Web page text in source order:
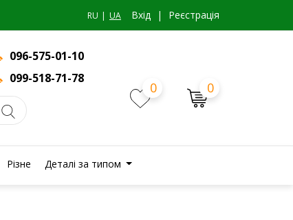
RU UA Вхiд | Реєстрація
096-575-01-10
099-518-71-78
0 0
Різне Деталі за типом